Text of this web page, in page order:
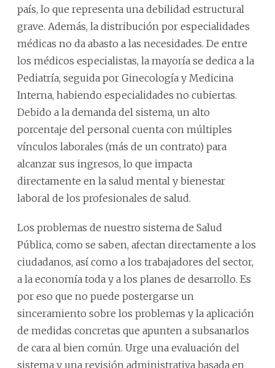
país, lo que representa una debilidad estructural
grave. Además, la distribución por especialidades
médicas no da abasto a las necesidades. De entre
los médicos especialistas, la mayoría se dedica a la
Pediatría, seguida por Ginecología y Medicina
Interna, habiendo especialidades no cubiertas.
Debido a la demanda del sistema, un alto
porcentaje del personal cuenta con múltiples
vínculos laborales (más de un contrato) para
alcanzar sus ingresos, lo que impacta
directamente en la salud mental y bienestar
laboral de los profesionales de salud.
Los problemas de nuestro sistema de Salud
Pública, como se saben, afectan directamente a los
ciudadanos, así como a los trabajadores del sector,
a la economía toda y a los planes de desarrollo. Es
por eso que no puede postergarse un
sinceramiento sobre los problemas y la aplicación
de medidas concretas que apunten a subsanarlos
de cara al bien común. Urge una evaluación del
sistema y una revisión administrativa basada en